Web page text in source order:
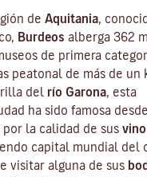
de Aquitania,
Burdeos alberga 362
de primera
peatonal de más de un
del río Garona, esta
ha sido famosa
por la calidad de sus
capital mundial del
visitar alguna de sus